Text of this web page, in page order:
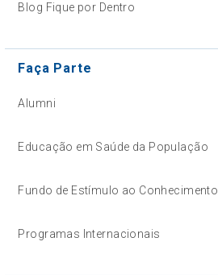
Blog Fique por Dentro
Faça Parte
Alumni
Educação em Saúde da População
Fundo de Estímulo ao Conhecimento
Programas Internacionais